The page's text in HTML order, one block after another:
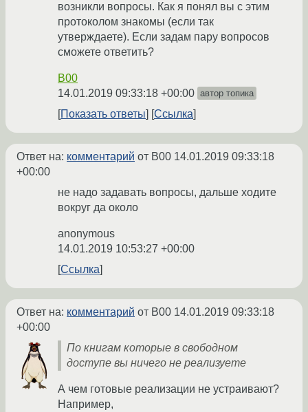
возникли вопросы. Как я понял вы с этим
протоколом знакомы (если так
утверждаете). Если задам пару вопросов
сможете ответить?
B00
14.01.2019 09:33:18 +00:00 автор топика
Показать ответы Ссылка
Ответ на: комментарий от B00 14.01.2019 09:33:18
+00:00
не надо задавать вопросы, дальше ходите
вокруг да около
anonymous
14.01.2019 10:53:27 +00:00
Ссылка
Ответ на: комментарий от B00 14.01.2019 09:33:18
+00:00
По книгам которые в свободном
доступе вы ничего не реализуете
А чем готовые реализации не устраивают?
Например,